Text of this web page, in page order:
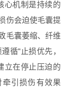
心机制是持续的
伤会迫使毛囊提
毛囊萎缩、纤维
循“止损优先，
立在停止压迫的
引损伤有效果